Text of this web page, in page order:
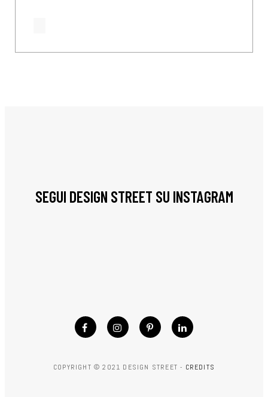
SEGUI DESIGN STREET SU INSTAGRAM
COPYRIGHT © 2021 DESIGN STREET - CREDITS